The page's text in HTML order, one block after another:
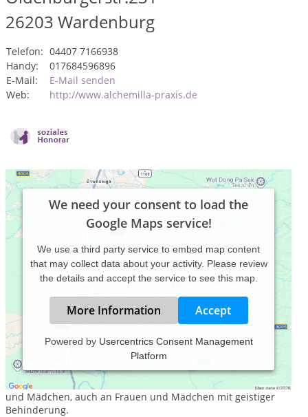
26203 Wardenburg
Telefon: 04407 7166938
Handy:
017684596896
E-Mail:
E-Mail senden
Web:
http://www.alchemilla-praxis.de
We need your consent to load the
Google Maps service!
We use a third party service to embed map content
that may collect data about your activity. Please review
the details and accept the service to see this map.
More Information Accept
Powered by Usercentrics Consent Management
Platform
Mein Beratungsangebot richtet sich ausschließlich an Frauen
und Mädchen, auch an Frauen und Mädchen mit geistiger
Behinderung.